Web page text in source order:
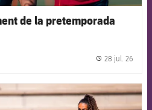
de la pretemporada
28 jul. 26
FCB Barcelona badge